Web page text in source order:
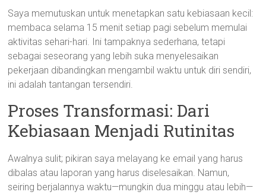
Saya memutuskan untuk menetapkan satu kebiasaan kecil:
membaca selama 15 menit setiap pagi sebelum memulai
aktivitas sehari-hari. Ini tampaknya sederhana, tetapi
sebagai seseorang yang lebih suka menyelesaikan
pekerjaan dibandingkan mengambil waktu untuk diri sendiri,
ini adalah tantangan tersendiri.
Proses Transformasi: Dari
Kebiasaan Menjadi Rutinitas
Awalnya sulit; pikiran saya melayang ke email yang harus
dibalas atau laporan yang harus diselesaikan. Namun,
seiring berjalannya waktu—mungkin dua minggu atau lebih—